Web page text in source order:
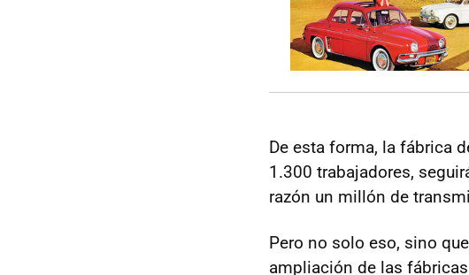
De esta forma, la fábrica
1.300 trabajadores,
razón un millón de
Pero no solo eso, sino
ampliación de las